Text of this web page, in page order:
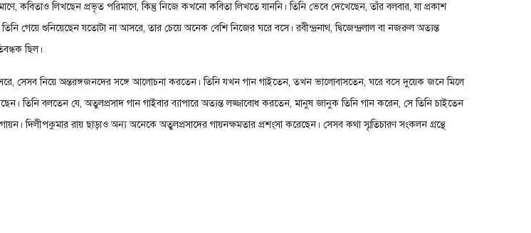
কবিতাও লিখছেন প্রভৃত পরিমাণে, কিন্তু নিজে কখনো কবিতা লিখতে যাননি। তিনি ভেবে দেখেছেন, তাঁর বলবার, যা প্রকাশ
গেয়ে শুনিয়েছেন যতোটা না আসরে, তার চেয়ে অনেক বেশি নিজের ঘরে বসে। রবীন্দ্রনাথ, দ্বিজেন্দ্রলাল বা নজরুল অত্যন্ত
ছিল।
সেসব নিয়ে অন্তরঙ্গজনদের সঙ্গে আলোচনা করতেন। তিনি যখন গান গাইতেন, তখন ভালোবাসতেন, ঘরে বসে দুয়েক জনে মিলে
তিনি বলতেন যে, অতুলপ্রসাদ গান গাইবার ব্যাপারে অত্যন্ত লজ্জাবোধ করতেন, মানুষ জানুক তিনি গান করেন, সে তিনি চাইতেন
দিলীপকুমার রায় ছাড়াও অন্য অনেকে অতুলপ্রসাদের গায়নক্ষমতার প্রশংসা করেছেন। সেসব কথা স্মৃতিচারণ সংকলন গ্রন্থে